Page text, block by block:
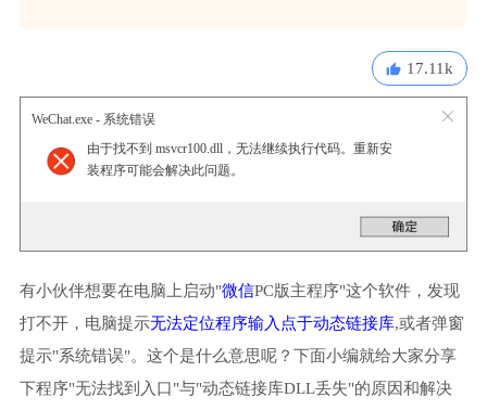
17.11k
WeChat.exe - 系统错误
由于找不到 msvcr100.dll，无法继续执行代码。重新安
装程序可能会解决此问题。
有小伙伴想要在电脑上启动"微信PC版主程序"这个软件，发现
打不开，电脑提示无法定位程序输入点于动态链接库,或者弹窗
提示"系统错误"。这个是什么意思呢？下面小编就给大家分享
下程序"无法找到入口"与"动态链接库DLL丢失"的原因和解决